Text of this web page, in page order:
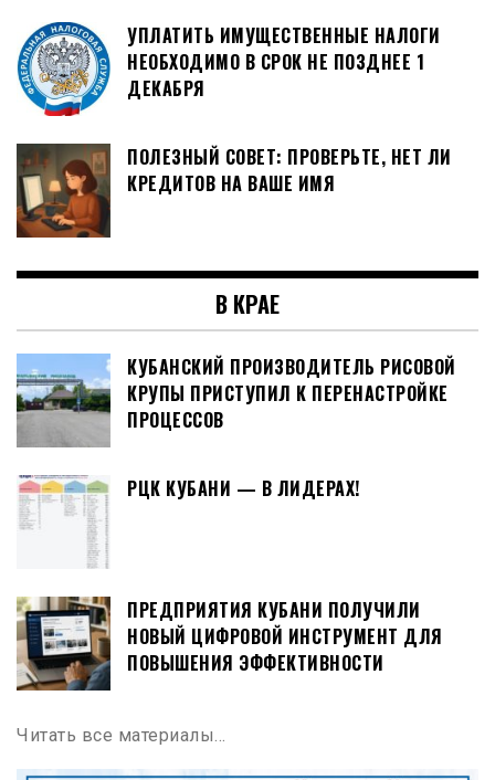
УПЛАТИТЬ ИМУЩЕСТВЕННЫЕ НАЛОГИ
НЕОБХОДИМО В СРОК НЕ ПОЗДНЕЕ 1
ДЕКАБРЯ
ПОЛЕЗНЫЙ СОВЕТ: ПРОВЕРЬТЕ, НЕТ ЛИ
КРЕДИТОВ НА ВАШЕ ИМЯ
В КРАЕ
КУБАНСКИЙ ПРОИЗВОДИТЕЛЬ РИСОВОЙ
КРУПЫ ПРИСТУПИЛ К ПЕРЕНАСТРОЙКЕ
ПРОЦЕССОВ
РЦК КУБАНИ — В ЛИДЕРАХ!
ПРЕДПРИЯТИЯ КУБАНИ ПОЛУЧИЛИ
НОВЫЙ ЦИФРОВОЙ ИНСТРУМЕНТ ДЛЯ
ПОВЫШЕНИЯ ЭФФЕКТИВНОСТИ
Читать все материалы…